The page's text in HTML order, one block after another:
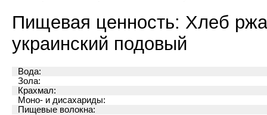
Пищевая ценность: Хлеб
украинский подовый
Вода:
Зола:
Крахмал:
Моно- и дисахариды:
Пищевые волокна: